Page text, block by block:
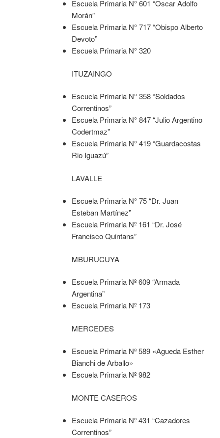
Escuela Primaria N° 601 “Oscar Adolfo
Morán”
Escuela Primaria N° 717 “Obispo Alberto
Devoto”
Escuela Primaria N° 320
ITUZAINGO
Escuela Primaria N° 358 “Soldados
Correntinos”
Escuela Primaria N° 847 “Julio Argentino
Codertmaz”
Escuela Primaria N° 419 “Guardacostas
Rio Iguazú”
LAVALLE
Escuela Primaria N° 75 “Dr. Juan
Esteban Martínez”
Escuela Primaria Nº 161 “Dr. José
Francisco Quintans”
MBURUCUYA
Escuela Primaria Nº 609 “Armada
Argentina”
Escuela Primaria Nº 173
MERCEDES
Escuela Primaria Nº 589 «Agueda Esther
Bianchi de Arballo»
Escuela Primaria Nº 982
MONTE CASEROS
Escuela Primaria Nº 431 “Cazadores
Correntinos”